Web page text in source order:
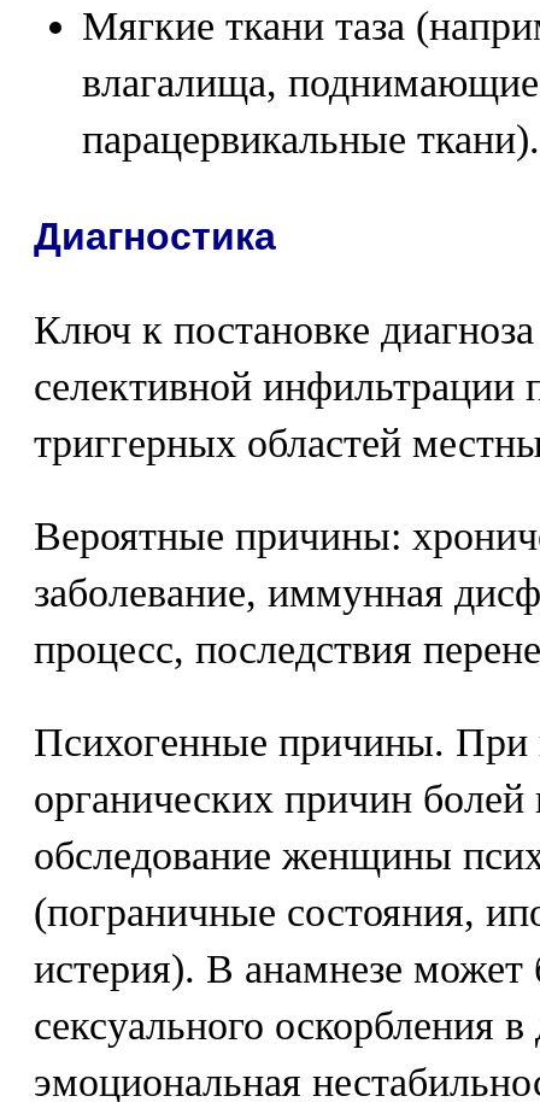
Мягкие ткани таза
влагалища,
парацервикальные ткани).
Диагностика
Ключ к постановке
селективной инфильтрации
триггерных областей
Вероятные причины:
заболевание, иммунная
процесс, последствия
Психогенные причины. При
органических причин
обследование женщины
(пограничные состояния,
истерия). В анамнезе может
сексуального оскорбления в
эмоциональная